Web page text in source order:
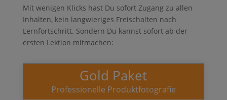
Mit wenigen Klicks hast Du sofort Zugang zu allen
Inhalten, kein langwieriges Freischalten nach
Lernfortschritt. Sondern Du kannst sofort ab der
ersten Lektion mitmachen:
Gold Paket
Professionelle Produktfotografie